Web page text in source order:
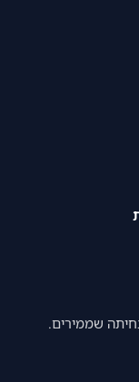
שממירים.